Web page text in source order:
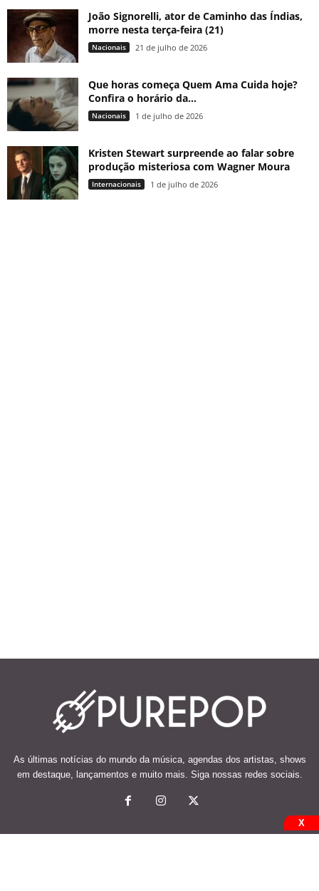
João Signorelli, ator de Caminho das Índias,
morre nesta terça-feira (21)
Nacionais 21 de julho de 2026
Que horas começa Quem Ama Cuida hoje?
Confira o horário da...
Nacionais 1 de julho de 2026
Kristen Stewart surpreende ao falar sobre
produção misteriosa com Wagner Moura
Internacionais 1 de julho de 2026
As últimas notícias do mundo da música, agendas dos artistas, shows
em destaque, lançamentos e muito mais. Siga nossas redes sociais.
X